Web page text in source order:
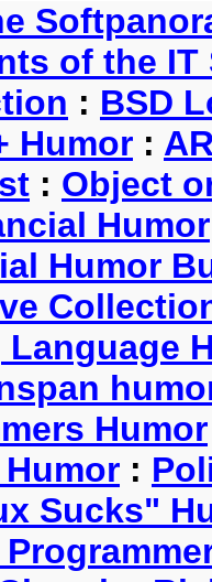
of the
: BSD
Humor :
: Object
Humor
Humor
Humor
Humor :
Sucks"